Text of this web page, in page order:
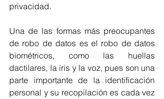
privacidad.
Una de las formas más preocupantes
de robo de datos es el robo de datos
biométricos, como las huellas
dactilares, la iris y la voz, pues son una
parte importante de la identificación
personal y su recopilación es cada vez